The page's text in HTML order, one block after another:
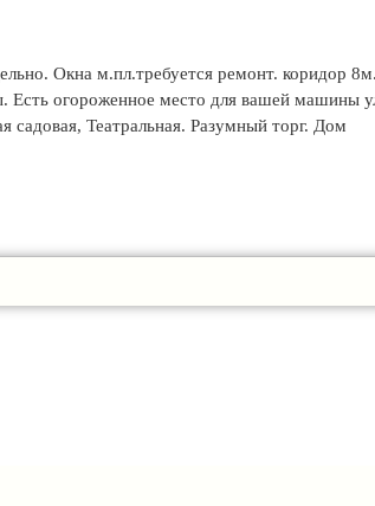
Окна м.пл.требуется ремонт. коридор
Есть огороженное место для вашей машины
садовая, Театральная. Разумный торг. Дом